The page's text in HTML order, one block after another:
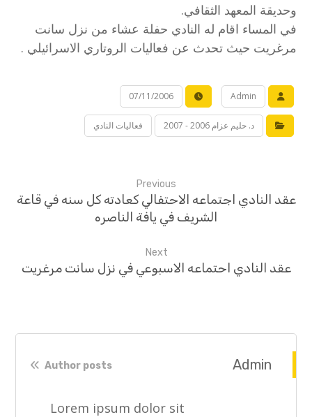
وحديقة المعهد الثقافي.
في المساء اقام له النادي حفلة عشاء من نزل سانت
مرغريت حيث تحدث عن فعاليات الروتاري الاسرائيلي .
Admin
07/11/2006
د. حليم عزام 2006 - 2007 فعاليات النادي
Previous
عقد النادي اجتماعه الاحتفالي كعادته كل سنه في قاعة
الشريف في يافة الناصره
Next
عقد النادي احتماعه الاسبوعي في نزل سانت مرغريت
Admin
Author posts
Lorem ipsum dolor sit